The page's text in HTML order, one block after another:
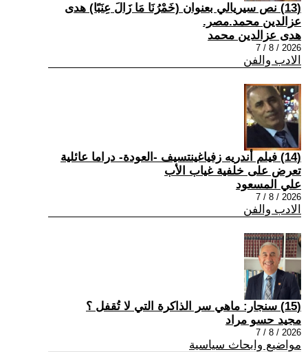
(13) نص سيريالي بعنوان (خَمْرُنَا مَا زَالَ عِنَبًا) هدى
عزالدين محمد.مصر.
هدى عزالدين محمد
2026 / 8 / 7
الادب والفن
(14) فيلم أندريه زفياغينتسيف -العودة- دراما عائلية
تعرض على خلفية غياب الأب
علي المسعود
2026 / 8 / 7
الادب والفن
(15) سنجار: ماهي سر الذاكرة التي لا تُقفل ؟
مجيد حسو مراد
2026 / 8 / 7
مواضيع وابحاث سياسية